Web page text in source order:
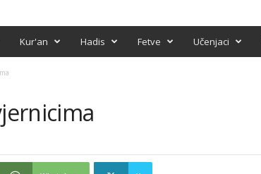
Kur'an Hadis Fetve Učenjaci